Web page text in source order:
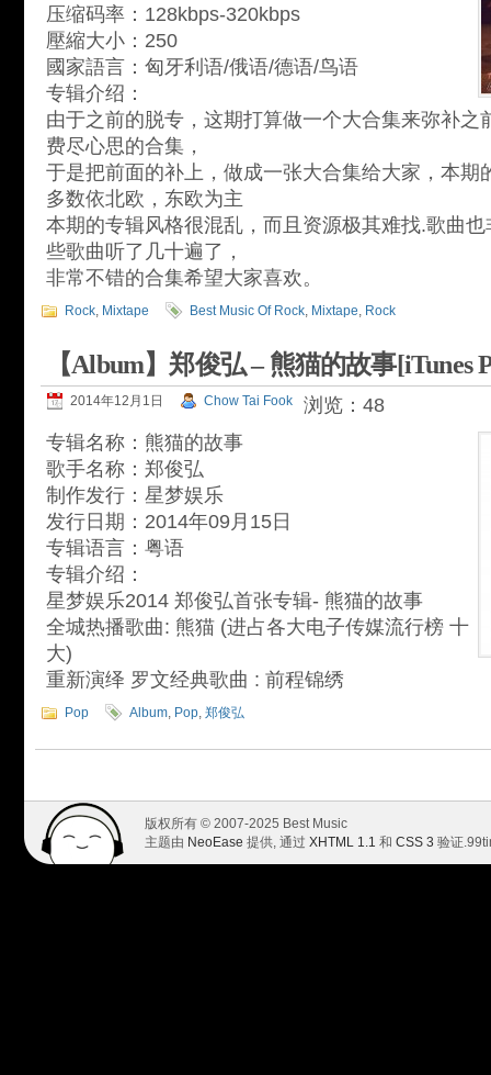
压缩码率：128kbps-320kbps
壓縮大小：250
國家語言：匈牙利语/俄语/德语/鸟语
专辑介绍：
由于之前的脱专，这期打算做一个大合集来弥补之
费尽心思的合集，
于是把前面的补上，做成一张大合集给大家，本期
多数依北欧，东欧为主
本期的专辑风格很混乱，而且资源极其难找.歌曲
些歌曲听了几十遍了，
非常不错的合集希望大家喜欢。
Rock, Mixtape Best Music Of Rock, Mixtape, Rock
【Album】郑俊弘 – 熊猫的故事[iTunes
2014年12月1日 Chow Tai Fook
浏览：48
专辑名称：熊猫的故事
歌手名称：郑俊弘
制作发行：星梦娱乐
发行日期：2014年09月15日
专辑语言：粤语
专辑介绍：
星梦娱乐2014 郑俊弘首张专辑- 熊猫的故事
全城热播歌曲: 熊猫 (进占各大电子传媒流行榜 十
大)
重新演绎 罗文经典歌曲 : 前程锦绣
Pop Album, Pop, 郑俊弘
版权所有 © 2007-2025 Best Music
主题由 NeoEase 提供, 通过 XHTML 1.1 和 CSS 3 验证.